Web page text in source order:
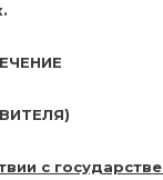
с